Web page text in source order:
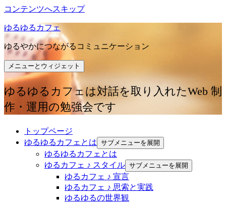
コンテンツへスキップ
ゆるゆるカフェ
ゆるやかにつながるコミュニケーション
メニューとウィジェット
ゆるゆるカフェは対話を取り入れたWeb 制
作・運用の勉強会です
トップページ
ゆるゆるカフェとは サブメニューを展開
ゆるゆるカフェとは
ゆるカフェ ♪ スタイル サブメニューを展開
ゆるカフェ ♪ 宣言
ゆるカフェ ♪ 思索と実践
ゆるゆるの世界観